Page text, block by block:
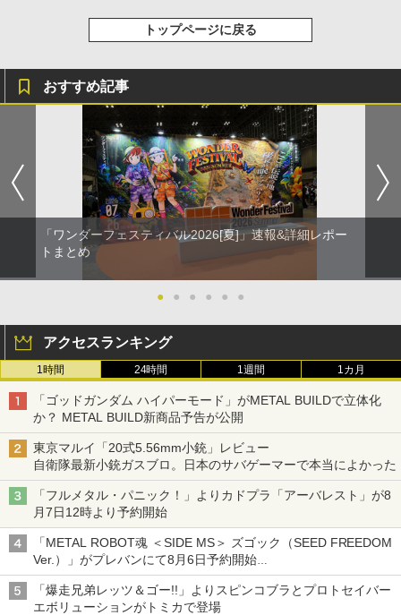
トップページに戻る
おすすめ記事
「ワンダーフェスティバル2026[夏]」速報&詳細レポー
トまとめ
● ● ● ● ● ●
アクセスランキング
1時間 24時間 1週間 1カ月
「ゴッドガンダム ハイパーモード」がMETAL BUILDで立体化
か？ METAL BUILD新商品予告が公開
東京マルイ「20式5.56mm小銃」レビュー
自衛隊最新小銃ガスブロ。日本のサバゲーマーで本当によかった
「フルメタル・パニック！」よりカドプラ「アーバレスト」が8
月7日12時より予約開始
「METAL ROBOT魂 ＜SIDE MS＞ ズゴック（SEED FREEDOM
Ver.）」がプレバンにて8月6日予約開始
「METAL ROBOT魂 ＜SIDE MS＞ キャバリアーアイフリッド」
も同時予約開始
「爆走兄弟レッツ＆ゴー!!」よりスピンコブラとプロトセイバー
エボリューションがトミカで登場